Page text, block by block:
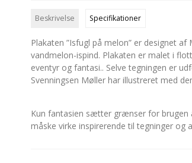
Beskrivelse Specifikationer
Plakaten ”Isfugl på melon” er designet
vandmelon-ispind. Plakaten er malet i
eventyr og fantasi.. Selve tegningen er
Svenningsen Møller har illustreret med
Kun fantasien sætter grænser for brugen
måske virke inspirerende til tegninger og